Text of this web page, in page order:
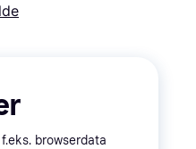
browserdata